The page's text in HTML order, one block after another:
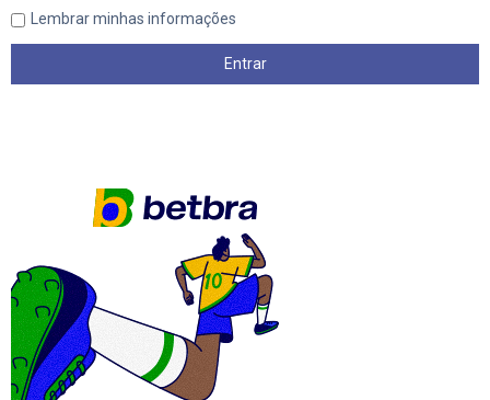
Lembrar minhas informações